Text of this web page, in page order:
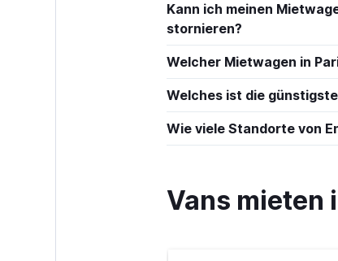
Kann ich meinen
stornieren?
Welcher Mietwagen in
Welches ist die
Wie viele Standorte von
Vans mieten